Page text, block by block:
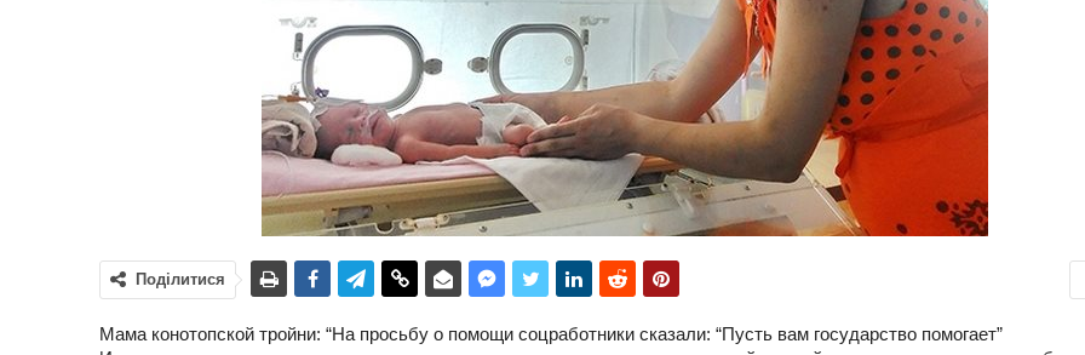
Поділитися
Мама конотопской тройни: “На просьбу о помощи соцработники сказали: “Пусть вам государство помогает”